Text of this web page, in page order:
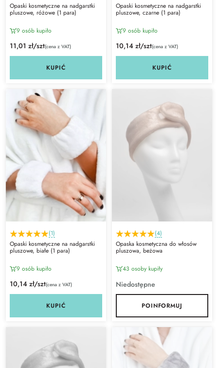
Opaski kosmetyczne na nadgarstki
pluszowe, różowe (1 para)
9 osób kupiło
11,01 zł/szt(cena z VAT)
KUPIĆ
Opaski kosmetyczne na nadgarstki
pluszowe, czarne (1 para)
9 osób kupiło
10,14 zł/szt(cena z VAT)
KUPIĆ
(1)
Opaski kosmetyczne na nadgarstki
pluszowe, białe (1 para)
9 osób kupiło
10,14 zł/szt(cena z VAT)
KUPIĆ
(4)
Opaska kosmetyczna do włosów
pluszowa, beżowa
43 osoby kupiły
Niedostępne
POINFORMUJ